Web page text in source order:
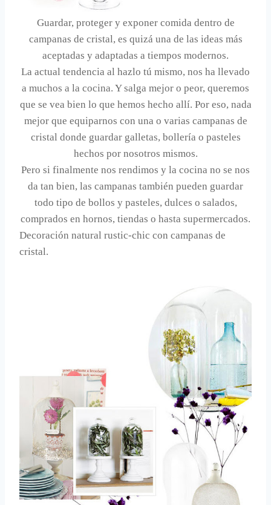
Guardar, proteger y exponer comida dentro de
campanas de cristal, es quizá una de las ideas más
aceptadas y adaptadas a tiempos modernos.
La actual tendencia al hazlo tú mismo, nos ha llevado
a muchos a la cocina. Y salga mejor o peor, queremos
que se vea bien lo que hemos hecho allí. Por eso, nada
mejor que equiparnos con una o varias campanas de
cristal donde guardar galletas, bollería o pasteles
hechos por nosotros mismos.
Pero si finalmente nos rendimos y la cocina no se nos
da tan bien, las campanas también pueden guardar
todo tipo de bollos y pasteles, dulces o salados,
comprados en hornos, tiendas o hasta supermercados.
Decoración natural rustic-chic con campanas de
cristal.